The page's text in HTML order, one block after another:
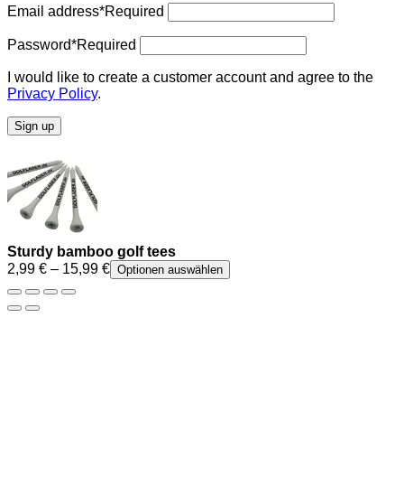
Email address*Required
Password*Required
I would like to create a customer account and agree to the
Privacy Policy.
Sign up
Sturdy bamboo golf tees
2,99 € – 15,99 € Optionen auswählen